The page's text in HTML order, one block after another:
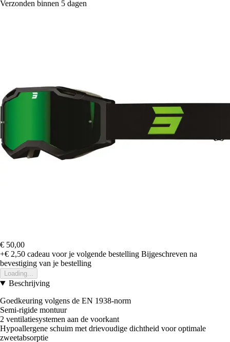
Verzonden binnen 5 dagen
€ 50,00
+€ 2,50 cadeau voor je volgende bestelling Bijgeschreven na
bevestiging van je bestelling
Loading...
Beschrijving
Goedkeuring volgens de EN 1938-norm
Semi-rigide montuur
2 ventilatiesystemen aan de voorkant
Hypoallergene schuim met drievoudige dichtheid voor optimale
zweetabsorptie